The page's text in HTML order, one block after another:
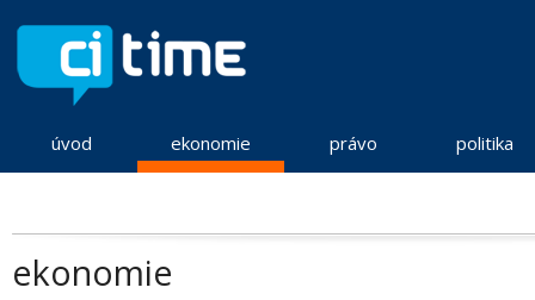
úvod ekonomie právo politika
ekonomie